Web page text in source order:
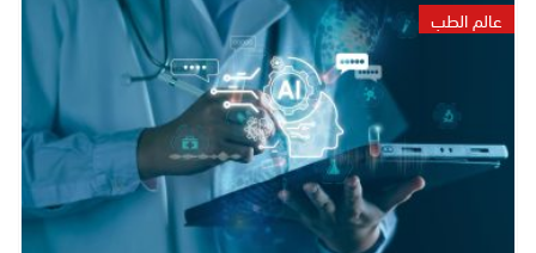
عالم الطب